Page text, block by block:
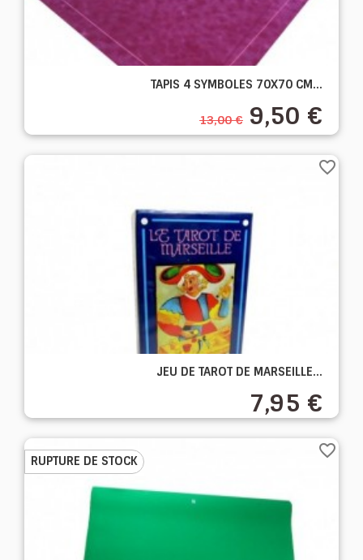
TAPIS 4 SYMBOLES 70X70 CM...
13,00 € 9,50 €
JEU DE TAROT DE MARSEILLE...
7,95 €
favorite_border
RUPTURE DE STOCK
favorite_border